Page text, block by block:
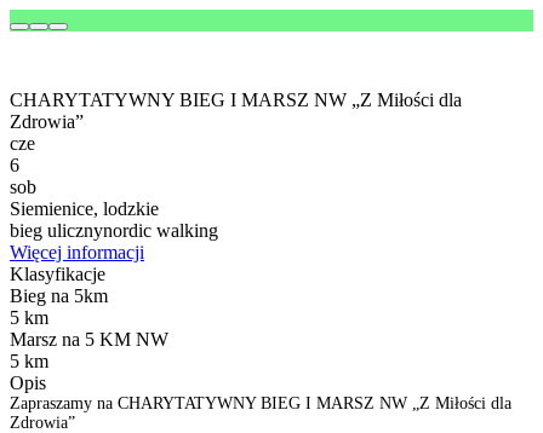
CHARYTATYWNY BIEG I MARSZ NW „Z Miłości dla
Zdrowia”
cze
6
sob
Siemienice, lodzkie
bieg ulicznynordic walking
Więcej informacji
Klasyfikacje
Bieg na 5km
5 km
Marsz na 5 KM NW
5 km
Opis
Zapraszamy na CHARYTATYWNY BIEG I MARSZ NW „Z Miłości dla
Zdrowia”